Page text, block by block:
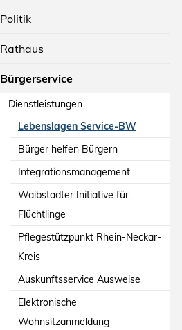
Politik
Rathaus
Bürgerservice
Dienstleistungen
Lebenslagen Service-BW
Bürger helfen Bürgern
Integrationsmanagement
Waibstadter Initiative für
Flüchtlinge
Pflegestützpunkt Rhein-Neckar-
Kreis
Auskunftsservice Ausweise
Elektronische
Wohnsitzanmeldung